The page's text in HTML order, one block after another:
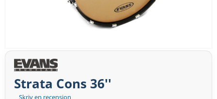
Skriv en recension
Strata Cons 36''